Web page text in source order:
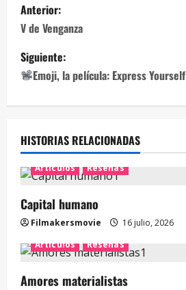
Anterior:
V de Venganza
Siguiente:
Emoji, la película: Express Yourself
HISTORIAS RELACIONADAS
Artículos Reseñas
Capital humano
Filmakersmovie
16 julio, 2026
Artículos
Reseñas
Amores materialistas